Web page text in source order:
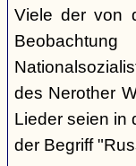
Viele der von
des Nerother
Lieder seien in
der Begriff